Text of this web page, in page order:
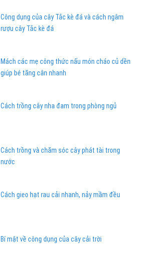
Công dụng của cây Tắc kè đá và cách ngâm
rượu cây Tắc kè đá
Mách các mẹ công thức nấu món cháo củ dền
giúp bé tăng cân nhanh
Cách trồng cây nha đam trong phòng ngủ
Cách trồng và chăm sóc cây phát tài trong
nước
Cách gieo hạt rau cải nhanh, nảy mầm đều
Bí mật về công dụng của cây cải trời